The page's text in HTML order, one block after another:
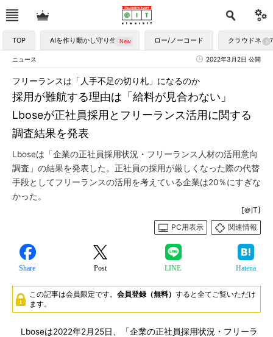
TOP AIを作り動かし守り生かす ロー/ノーコード クラウドネイ
ニュース 2022年3月2日 公開
採用が難航する理由は「給料が見合わない」
Lboseが正社員採用とフリーランス活用に関する
調査結果を発表
フリーランスは「人手不足の切り札」になるのか
Lboseは「企業の正社員採用状況・フリーランス人材の活用意向
調査」の結果を発表した。正社員の採用が厳しくなった際の代替
手段としてフリーランスの活用を考えている企業は20％にすぎな
かった。
[＠IT]
PC用表示
関連情報
Share Post LINE Hatena
この記事は会員限定です。 会員登録（無料） すると全てご覧いただけ
ます。
Lboseは2022年2月25日、「企業の正社員採用状況・フリーラ